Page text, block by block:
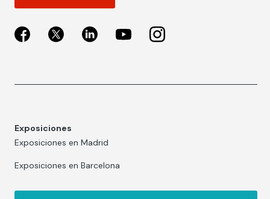
Exposiciones
Exposiciones en Madrid
Exposiciones en Barcelona